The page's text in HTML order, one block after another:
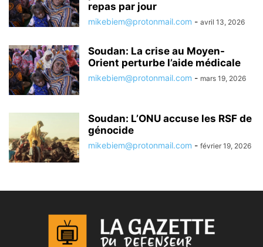
repas par jour
mikebiem@protonmail.com - avril 13, 2026
Soudan: La crise au Moyen-
Orient perturbe l’aide médicale
mikebiem@protonmail.com - mars 19, 2026
Soudan: L’ONU accuse les RSF de
génocide
mikebiem@protonmail.com - février 19, 2026